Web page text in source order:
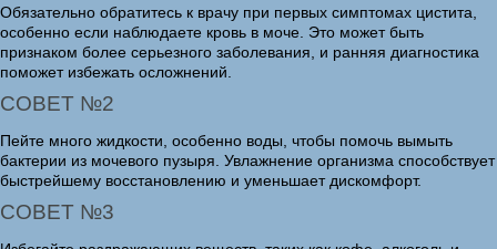
Обязательно обратитесь к врачу при первых симптомах цистита,
особенно если наблюдаете кровь в моче. Это может быть
признаком более серьезного заболевания, и ранняя диагностика
поможет избежать осложнений.
СОВЕТ №2
Пейте много жидкости, особенно воды, чтобы помочь вымыть
бактерии из мочевого пузыря. Увлажнение организма способствует
быстрейшему восстановлению и уменьшает дискомфорт.
СОВЕТ №3